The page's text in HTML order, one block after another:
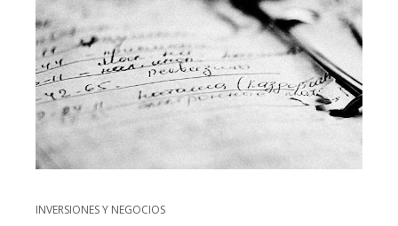
INVERSIONES Y NEGOCIOS